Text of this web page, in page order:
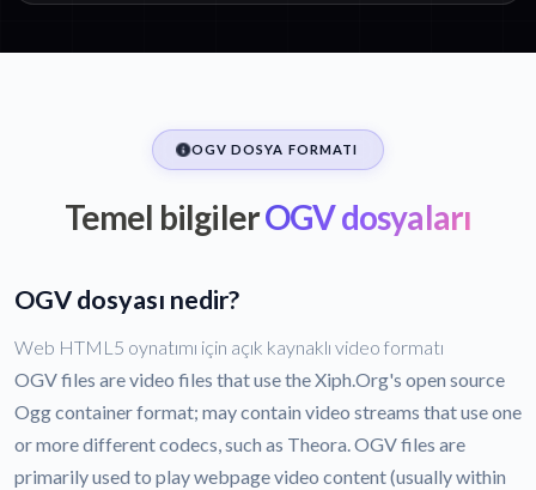
OGV DOSYA FORMATI
Temel bilgilerOGV dosyaları
OGV dosyası nedir?
Web HTML5 oynatımı için açık kaynaklı video formatı
OGV files are video files that use the Xiph.Org's open source
Ogg container format; may contain video streams that use one
or more different codecs, such as Theora. OGV files are
primarily used to play webpage video content (usually within